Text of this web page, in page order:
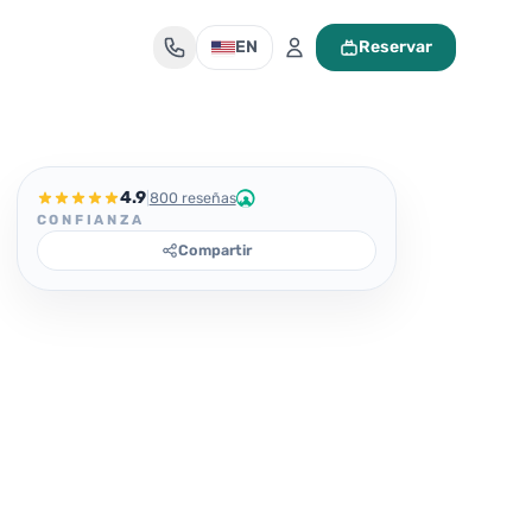
EN Reservar
Tu maleta está vacía
Encuentra un tour y pulsa «Reservar» para añadirlo aquí.
4.9| 800 reseñas
CONFIANZA
Compartir